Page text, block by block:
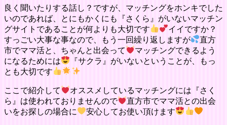
良く聞いたりする話し？ですが、マッチングをホンキでした
いのであれば、とにもかくにも『さくら』がいないマッチン
グサイトであることが何よりも大切です
イイですか？
すっごい大事な事なので、もう一回繰り返しますが
直方
市でママ活と、ちゃんと出会って
マッチングできるよう
になるためには
『サクラ』がいないということが、もっ
とも大切です
ここで紹介して
オススメしているマッチングには『さく
ら』は使われておりませんので
直方市でママ活との出会
いをお探しの場合に
安心してお使い頂けます